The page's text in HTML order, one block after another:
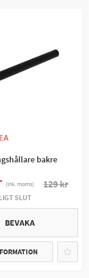
bakre
(ink. moms) 129 kr
SLUT
BEVAKA